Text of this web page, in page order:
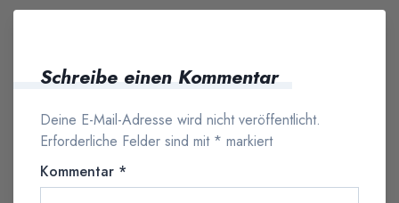
Schreibe einen Kommentar
Deine E-Mail-Adresse wird nicht veröffentlicht.
Erforderliche Felder sind mit * markiert
Kommentar *